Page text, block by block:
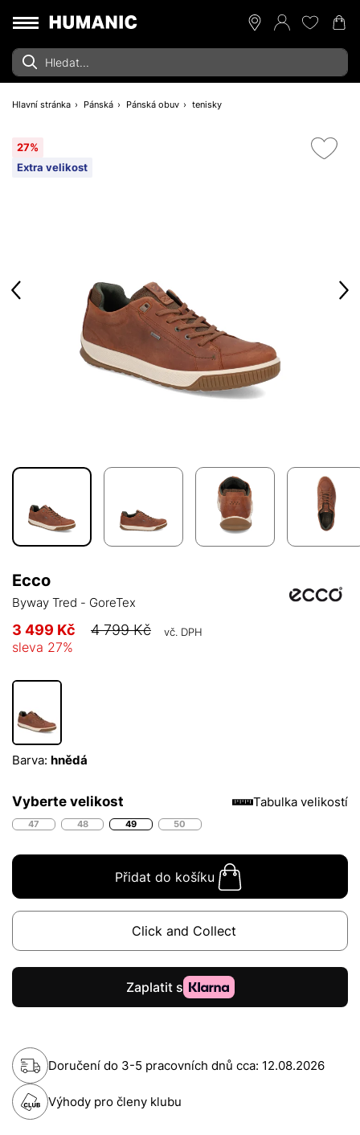
Hlavní stránka Pánská Pánská obuv tenisky
27%
Extra velikost
Ecco
Byway Tred - GoreTex
3 499 Kč 4 799 Kč vč. DPH
sleva 27%
Barva: hnědá
Vyberte velikost Tabulka velikostí
47 48 49 50
Přidat do košíku
Click and Collect
Doručení do 3-5 pracovních dnů cca: 12.08.2026
Výhody pro členy klubu